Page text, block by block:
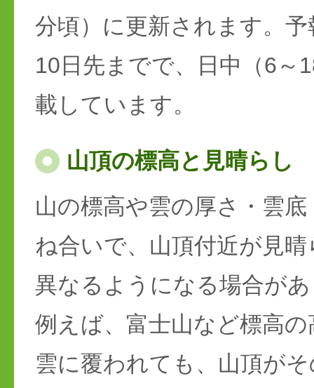
分頃）に更新されます。
10日先までで、日中（6～
載しています。
山頂の標高と見晴らし
山の標高や雲の厚さ・雲
ね合いで、山頂付近が見
異なるようになる場合が
例えば、富士山など標高
雲に覆われても、山頂が